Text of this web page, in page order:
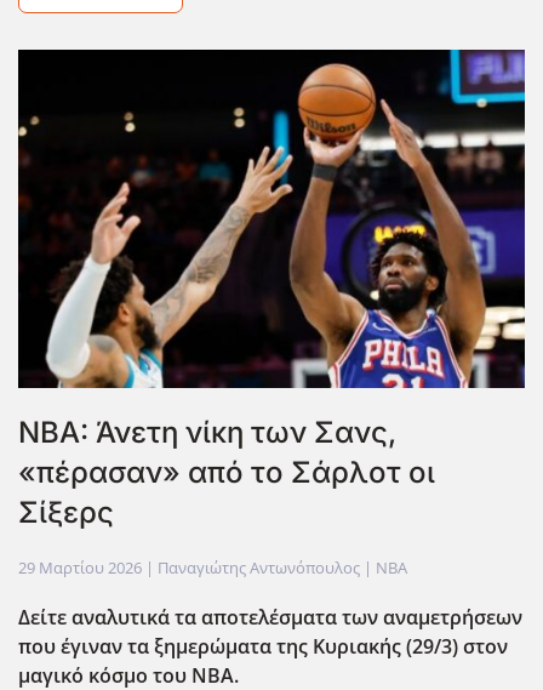
NBA: Άνετη νίκη των Σανς,
«πέρασαν» από το Σάρλοτ οι
Σίξερς
29 Μαρτίου 2026 | Παναγιώτης Αντωνόπουλος | NBA
Δείτε αναλυτικά τα αποτελέσματα των αναμετρήσεων
που έγιναν τα ξημερώματα της Κυριακής (29/3) στον
μαγικό κόσμο του ΝΒΑ.